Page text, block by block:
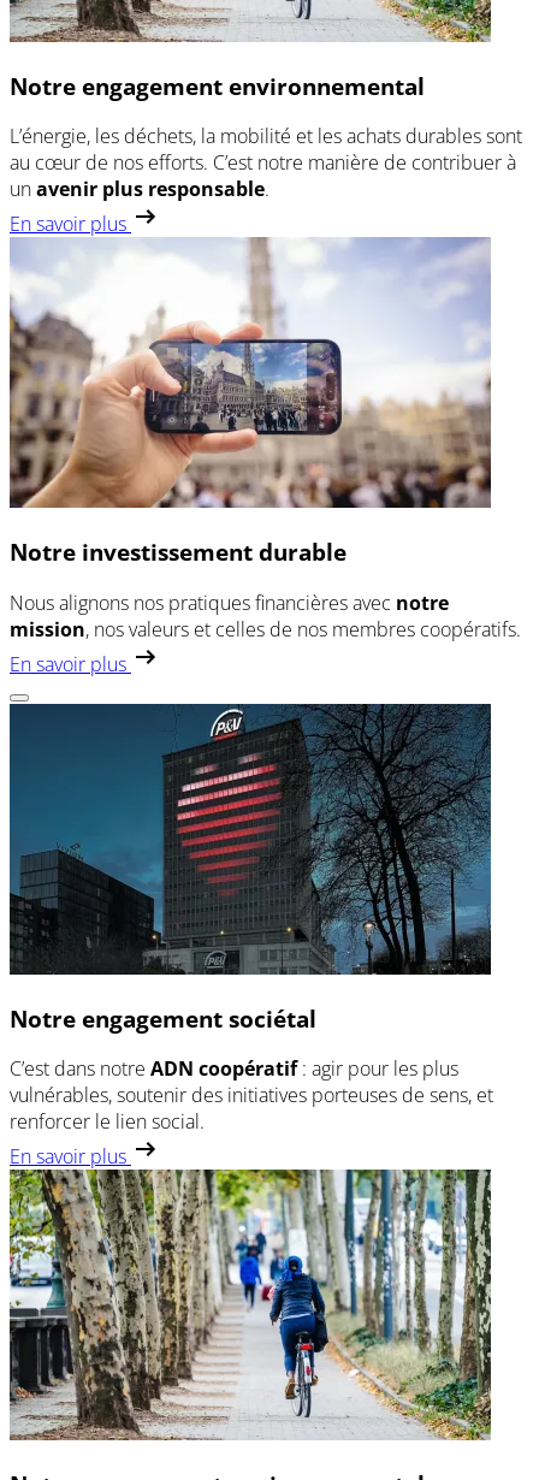
Notre engagement environnemental
L’énergie, les déchets, la mobilité et les achats durables sont
au cœur de nos efforts. C’est notre manière de contribuer à
unavenir plus responsable.
En savoir plus
Notre investissement durable
Nous alignons nos pratiques financières avec notre
mission, nos valeurs et celles de nos membres coopératifs.
En savoir plus
Notre engagement sociétal
C’est dans notre ADN coopératif: agir pour les plus
vulnérables, soutenir des initiatives porteuses de sens, et
renforcer le lien social.
En savoir plus